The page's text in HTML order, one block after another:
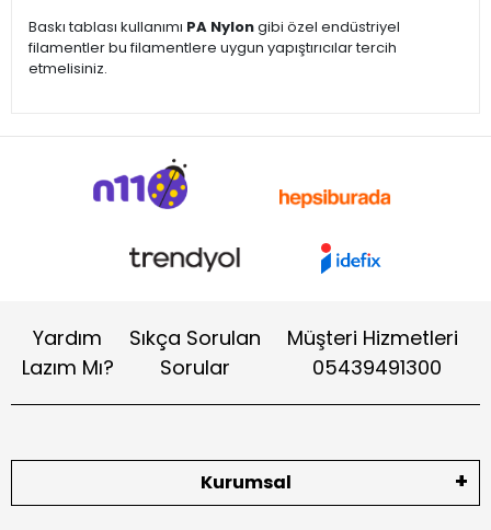
Baskı tablası kullanımı PA Nylongibi özel endüstriyel
filamentler bu filamentlere uygun yapıştırıcılar tercih
etmelisiniz.
Yardım
Lazım Mı?
Sıkça Sorulan
Sorular
Müşteri Hizmetleri
05439491300
Kurumsal